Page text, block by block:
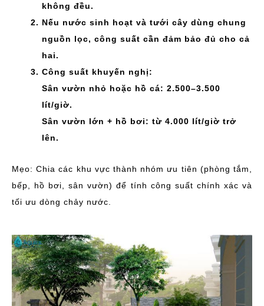
không đều.
Nếu nước sinh hoạt và tưới cây dùng chung
nguồn lọc, công suất cần đảm bảo đủ cho cả
hai.
Công suất khuyến nghị:
Sân vườn nhỏ hoặc hồ cá: 2.500–3.500
lít/giờ.
Sân vườn lớn + hồ bơi: từ 4.000 lít/giờ trở
lên.
Mẹo: Chia các khu vực thành nhóm ưu tiên (phòng tắm,
bếp, hồ bơi, sân vườn) để tính công suất chính xác và
tối ưu dòng chảy nước.